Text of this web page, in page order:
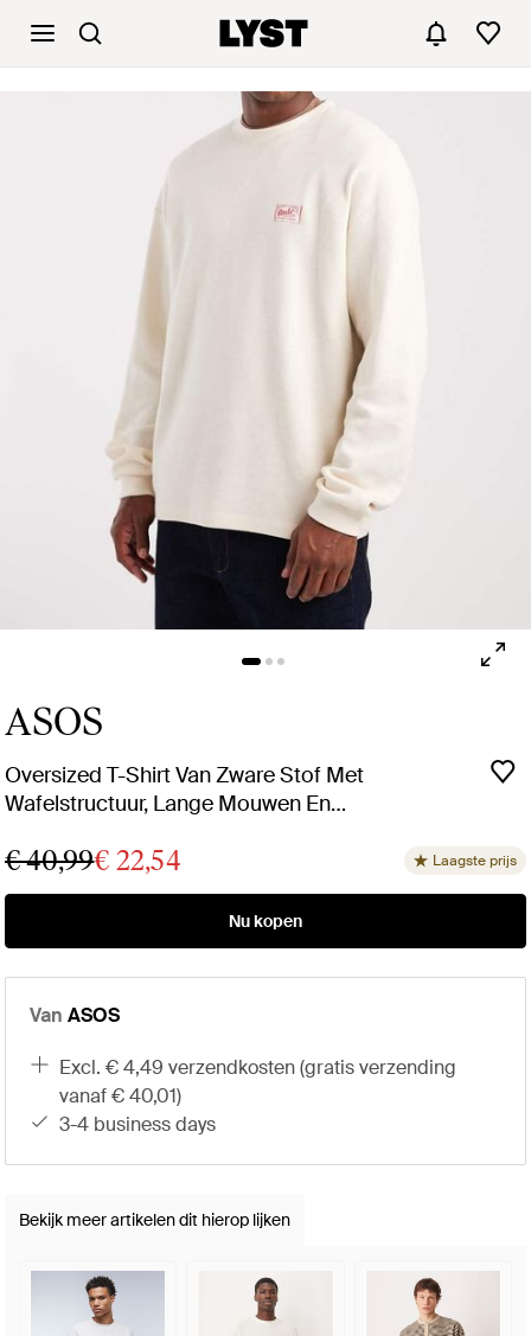
ASOS
Oversized T-Shirt Van Zware Stof Met
Wafelstructuur, Lange Mouwen En
€ 40,99€ 22,54 Laagste prijs
Nu kopen
Van ASOS
excl. € 4,49 verzendkosten (gratis verzending
vanaf € 40,01)
3-4 business days
Bekijk meer artikelen dit hierop lijken